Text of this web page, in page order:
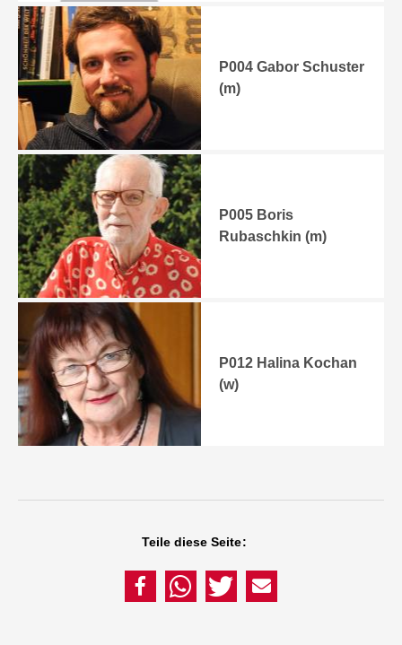
P004 Gabor Schuster
(m)
P005 Boris
Rubaschkin (m)
P012 Halina Kochan
(w)
Teile diese Seite: